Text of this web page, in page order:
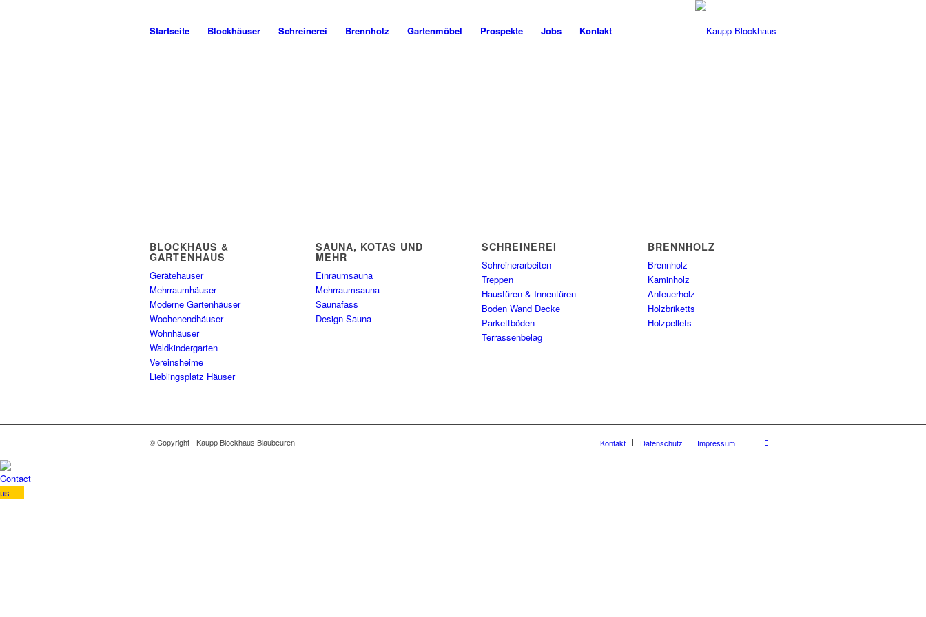
Startseite Blockhäuser Schreinerei Brennholz Gartenmöbel Prospekte Jobs Kontakt
BLOCKHAUS &
GARTENHAUS
Gerätehauser
Mehrraumhäuser
Moderne Gartenhäuser
Wochenendhäuser
Wohnhäuser
Waldkindergarten
Vereinsheime
Lieblingsplatz Häuser
SAUNA, KOTAS UND
MEHR
Einraumsauna
Mehrraumsauna
Saunafass
Design Sauna
SCHREINEREI
Schreinerarbeiten
Treppen
Haustüren & Innentüren
Boden Wand Decke
Parkettböden
Terrassenbelag
BRENNHOLZ
Brennholz
Kaminholz
Anfeuerholz
Holzbriketts
Holzpellets
© Copyright - Kaupp Blockhaus Blaubeuren Kontakt Datenschutz Impressum